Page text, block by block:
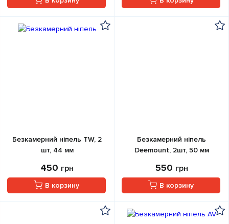
Безкамерний ніпель TW, 2
шт, 44 мм
450 грн
В корзину
Безкамерний ніпель
Deemount, 2шт, 50 мм
550 грн
В корзину